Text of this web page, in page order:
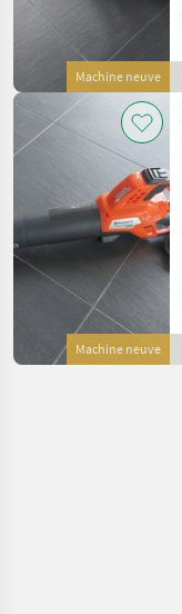
Machine neuve
Machine neuve